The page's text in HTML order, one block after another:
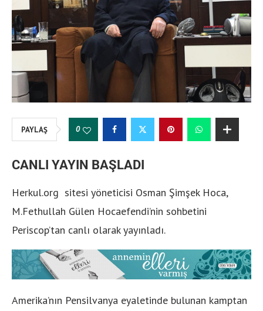
PAYLAŞ 0
CANLI YAYIN BAŞLADI
Herkul.org sitesi yöneticisi Osman Şimşek Hoca,
M.Fethullah Gülen Hocaefendi’nin sohbetini
Periscop’tan canlı olarak yayınladı.
Amerika’nın Pensilvanya eyaletinde bulunan kamptan